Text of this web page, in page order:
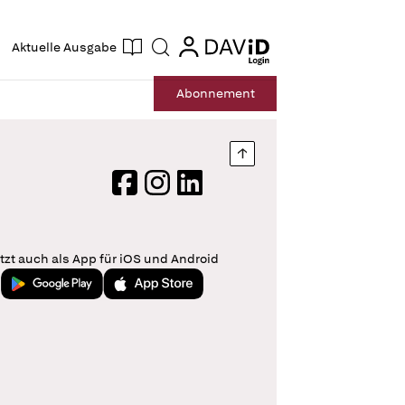
Aktuelle Ausgabe Suche login
login
Abonnement
Nach oben springen
FacebookInstagram
LinkedIn
auch als App für iOS und Android
Jetzt bei Google PlayLaden im App Store